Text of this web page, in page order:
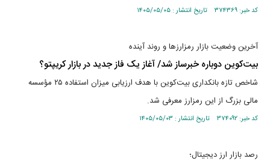
کد خبر: ۳۷۴۳۶۹ تاریخ انتشار : ۱۴۰۵/۰۵/۰۵
آخرین وضعیت بازار رمزارزها و روند آینده
بیت‌کوین دوباره خبرساز شد/ آغاز یک فاز جدید در بازار کریپتو؟
شاخص تازه بانکداری بیت‌کوین با هدف ارزیابی میزان استفاده ۲۵ مؤسسه
مالی بزرگ از این رمزارز معرفی شد.
کد خبر: ۳۷۴۰۹۲ تاریخ انتشار : ۱۴۰۵/۰۵/۰۳
رصد بازار ارز دیجیتال؛